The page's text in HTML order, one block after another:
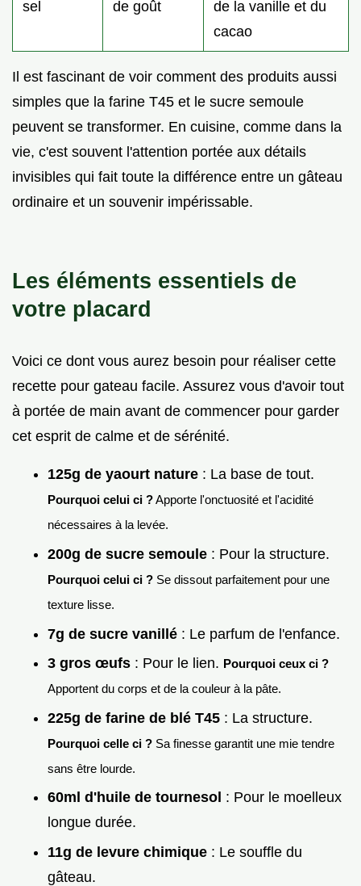
sel
de goût
de la vanille et du
cacao
Il est fascinant de voir comment des produits aussi
simples que la farine T45 et le sucre semoule
peuvent se transformer. En cuisine, comme dans la
vie, c'est souvent l'attention portée aux détails
invisibles qui fait toute la différence entre un gâteau
ordinaire et un souvenir impérissable.
Les éléments essentiels de
votre placard
Voici ce dont vous aurez besoin pour réaliser cette
recette pour gateau facile. Assurez vous d'avoir tout
à portée de main avant de commencer pour garder
cet esprit de calme et de sérénité.
125g de yaourt nature : La base de tout.
Pourquoi celui ci ?Apporte l'onctuosité et l'acidité
nécessaires à la levée.
200g de sucre semoule : Pour la structure.
Pourquoi celui ci ? Se dissout parfaitement pour une
texture lisse.
7g de sucre vanillé : Le parfum de l'enfance.
3 gros œufs : Pour le lien. Pourquoi ceux ci ?
Apportent du corps et de la couleur à la pâte.
225g de farine de blé T45 : La structure.
Pourquoi celle ci ? Sa finesse garantit une mie tendre
sans être lourde.
60ml d'huile de tournesol : Pour le moelleux
longue durée.
11g de levure chimique : Le souffle du
gâteau.